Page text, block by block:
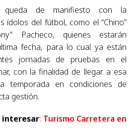
queda de manifiesto con la
ídolos del fútbol, como el “Chino”
Pacheco, quienes estarán
fecha, para lo cual ya están
jornadas de pruebas en el
con la finalidad de llegar a esa
temporada en condiciones de
gestión.
interesar: Turismo Carretera en